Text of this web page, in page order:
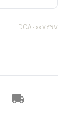
DCA-007297